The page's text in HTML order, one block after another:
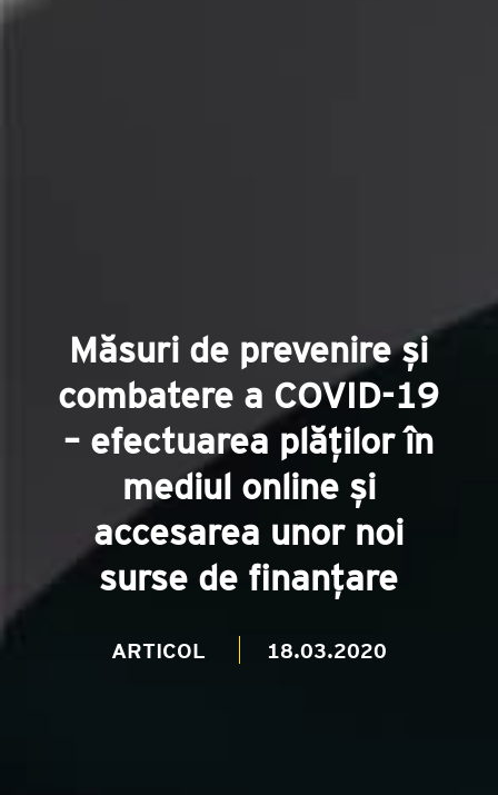
Măsuri de prevenire și
combatere a COVID-19
– efectuarea plăților în
mediul online și
accesarea unor noi
surse de finanțare
ARTICOL 18.03.2020